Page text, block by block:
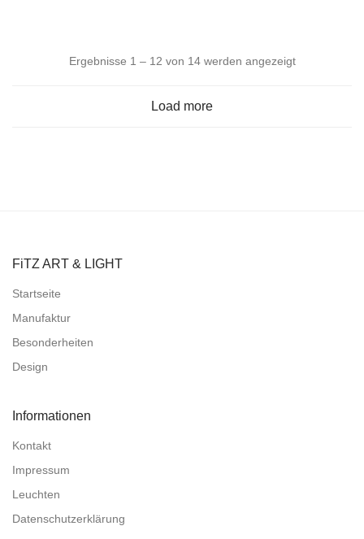
Ergebnisse 1 – 12 von 14 werden angezeigtNach
Load more
FiTZ ART & LIGHT
Startseite
Manufaktur
Besonderheiten
Design
Informationen
Kontakt
Impressum
Leuchten
Datenschutzerklärung